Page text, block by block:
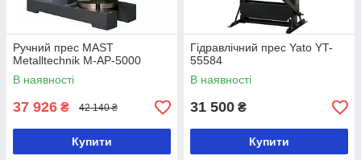
Ручний прес MAST
Metalltechnik M-AP-5000
В наявності
37 926 ₴ 42 140 ₴
Купити
Гідравлічний прес Yato YT-
55584
В наявності
31 500 ₴
Купити